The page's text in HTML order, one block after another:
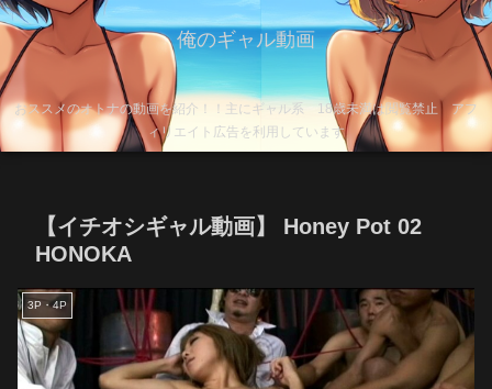
俺のギャル動画
おススメのオトナの動画を紹介！！主にギャル系 18歳未満は閲覧禁止 アフ
ィリエイト広告を利用しています
【イチオシギャル動画】 Honey Pot 02
HONOKA
3P・4P